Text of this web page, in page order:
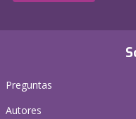
Preguntas
Autores